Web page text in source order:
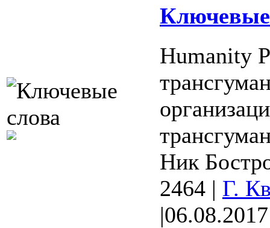
Ключевые
Humanity
Ник
2464 | Г.
|06.08.2017